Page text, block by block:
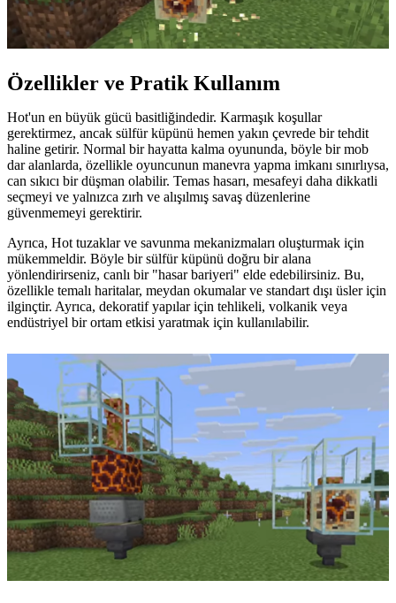
Özellikler ve Pratik Kullanım
Hot'un en büyük gücü basitliğindedir. Karmaşık koşullar
gerektirmez, ancak sülfür küpünü hemen yakın çevrede bir tehdit
haline getirir. Normal bir hayatta kalma oyununda, böyle bir mob
dar alanlarda, özellikle oyuncunun manevra yapma imkanı sınırlıysa,
can sıkıcı bir düşman olabilir. Temas hasarı, mesafeyi daha dikkatli
seçmeyi ve yalnızca zırh ve alışılmış savaş düzenlerine
güvenmemeyi gerektirir.
Ayrıca, Hot tuzaklar ve savunma mekanizmaları oluşturmak için
mükemmeldir. Böyle bir sülfür küpünü doğru bir alana
yönlendirirseniz, canlı bir "hasar bariyeri" elde edebilirsiniz. Bu,
özellikle temalı haritalar, meydan okumalar ve standart dışı üsler için
ilginçtir. Ayrıca, dekoratif yapılar için tehlikeli, volkanik veya
endüstriyel bir ortam etkisi yaratmak için kullanılabilir.